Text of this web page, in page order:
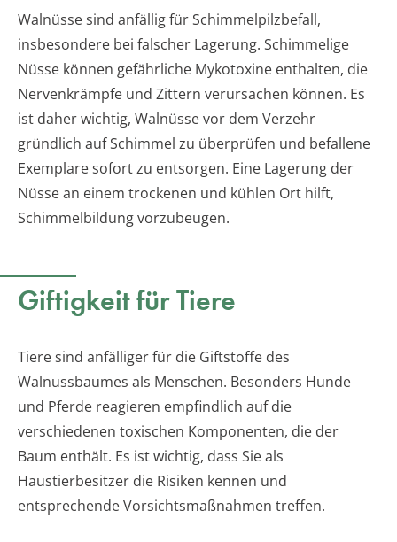
Walnüsse sind anfällig für Schimmelpilzbefall,
insbesondere bei falscher Lagerung. Schimmelige
Nüsse können gefährliche Mykotoxine enthalten, die
Nervenkrämpfe und Zittern verursachen können. Es
ist daher wichtig, Walnüsse vor dem Verzehr
gründlich auf Schimmel zu überprüfen und befallene
Exemplare sofort zu entsorgen. Eine Lagerung der
Nüsse an einem trockenen und kühlen Ort hilft,
Schimmelbildung vorzubeugen.
Giftigkeit für Tiere
Tiere sind anfälliger für die Giftstoffe des
Walnussbaumes als Menschen. Besonders Hunde
und Pferde reagieren empfindlich auf die
verschiedenen toxischen Komponenten, die der
Baum enthält. Es ist wichtig, dass Sie als
Haustierbesitzer die Risiken kennen und
entsprechende Vorsichtsmaßnahmen treffen.